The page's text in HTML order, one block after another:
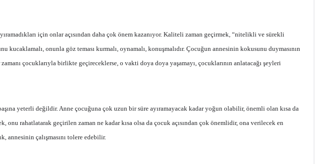
için onlar açısından daha çok önem kazanıyor. Kaliteli zaman geçirmek, “nitelikli ve sürekli
onunla göz teması kurmalı, oynamalı, konuşmalıdır. Çocuğun annesinin kokusunu duymasının
çocuklarıyla birlikte geçireceklerse, o vakti doya doya yaşamayı, çocuklarının anlatacağı şeyleri
yeterli değildir. Anne çocuğuna çok uzun bir süre ayıramayacak kadar yoğun olabilir, önemli olan kısa da
onu rahatlatarak geçirilen zaman ne kadar kısa olsa da çocuk açısından çok önemlidir, ona verilecek en
çalışmasını tolere edebilir.